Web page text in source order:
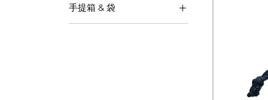
手提箱 & 袋
Gift Pouch & Bag